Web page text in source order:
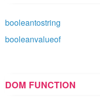
booleantostring
booleanvalueof
DOM FUNCTION